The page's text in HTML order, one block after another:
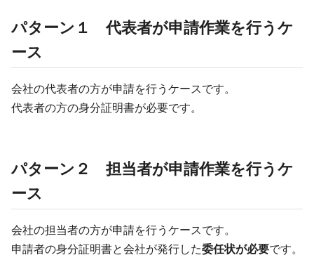
パターン１ 代表者が申請作業を行うケ
ース
会社の代表者の方が申請を行うケースです。
代表者の方の身分証明書が必要です。
パターン２ 担当者が申請作業を行うケ
ース
会社の担当者の方が申請を行うケースです。
申請者の身分証明書と会社が発行した委任状が必要です。